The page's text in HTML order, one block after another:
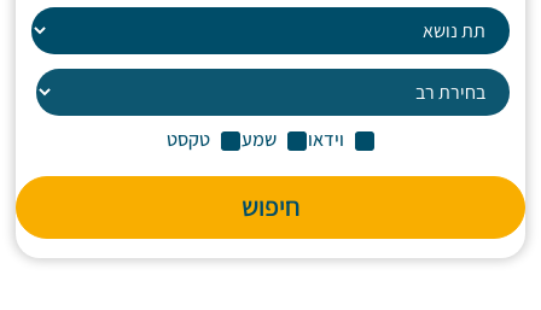
וידאו שמע טקסט
חיפוש